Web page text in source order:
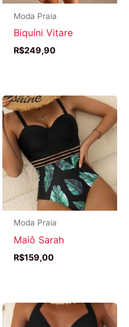
Moda Praia
Biquíni Vitare
R$249,90
Moda Praia
Maiô Sarah
R$159,00